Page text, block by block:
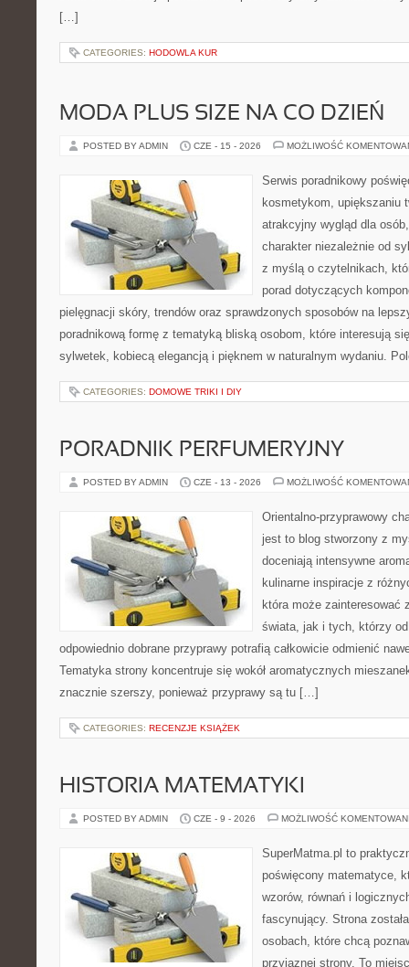
[…]
CATEGORIES: HODOWLA KUR
MODA PLUS SIZE NA CO DZIEŃ
POSTED BY ADMIN CZE - 15 - 2026 MOŻLIWOŚĆ
Serwis poradnikowy
kosmetykom, upiększaniu
atrakcyjny wygląd dla
charakter niezależnie od
z myślą o czytelnikach,
porad dotyczących
pielęgnacji skóry, trendów oraz sprawdzonych sposobów na
poradnikową formę z tematyką bliską osobom, które interesują
sylwetek, kobiecą elegancją i pięknem w naturalnym wydaniu.
CATEGORIES: DOMOWE TRIKI I DIY
PORADNIK PERFUMERYJNY
POSTED BY ADMIN CZE - 13 - 2026 MOŻLIWOŚĆ
Orientalno-przyprawowy
jest to blog stworzony z
doceniają intensywne
kulinarne inspiracje z
która może zainteresować
świata, jak i tych, którzy
odpowiednio dobrane przyprawy potrafią całkowicie odmienić
Tematyka strony koncentruje się wokół aromatycznych
znacznie szerszy, ponieważ przyprawy są tu […]
CATEGORIES: RECENZJE KSIĄŻEK
HISTORIA MATEMATYKI
POSTED BY ADMIN CZE - 9 - 2026 MOŻLIWOŚĆ
SuperMatma.pl to
poświęcony matematyce,
wzorów, równań i
fascynujący. Strona
osobach, które chcą
przyjaznej strony. To